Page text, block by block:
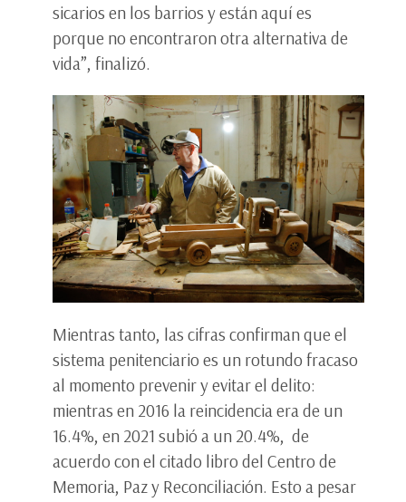
sicarios en los barrios y están aquí es
porque no encontraron otra alternativa de
vida”, finalizó.
Mientras tanto, las cifras confirman que el
sistema penitenciario es un rotundo fracaso
al momento prevenir y evitar el delito:
mientras en 2016 la reincidencia era de un
16.4%, en 2021 subió a un 20.4%, de
acuerdo con el citado libro del Centro de
Memoria, Paz y Reconciliación. Esto a pesar